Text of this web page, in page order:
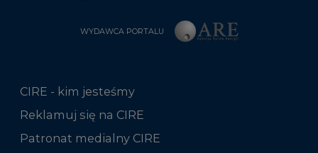
WYDAWCA PORTALU
CIRE - kim jesteśmy
Reklamuj się na CIRE
Patronat medialny CIRE